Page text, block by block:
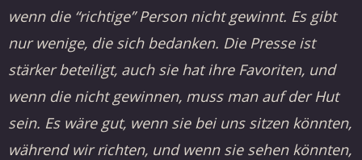
wenn die “richtige” Person nicht gewinnt. Es gibt
nur wenige, die sich bedanken. Die Presse ist
stärker beteiligt, auch sie hat ihre Favoriten, und
wenn die nicht gewinnen, muss man auf der Hut
sein. Es wäre gut, wenn sie bei uns sitzen könnten,
während wir richten, und wenn sie sehen könnten,